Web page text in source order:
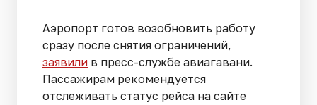
Аэропорт готов возобновить работу
сразу после снятия ограничений,
заявили в пресс-службе авиагавани.
Пассажирам рекомендуется
отслеживать статус рейса на сайте